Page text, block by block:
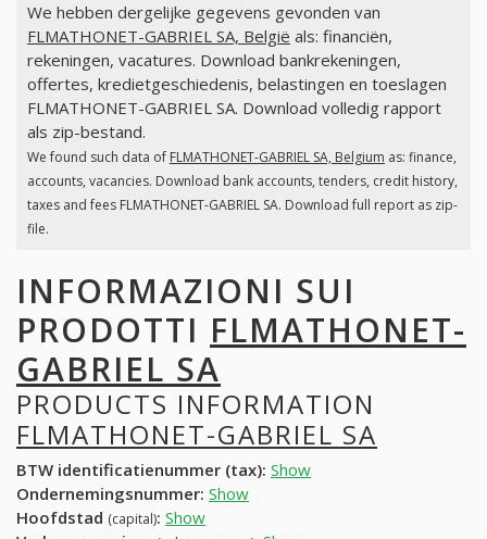
We hebben dergelijke gegevens gevonden van
FLMATHONET-GABRIEL SA, België als: financiën,
rekeningen, vacatures. Download bankrekeningen,
offertes, kredietgeschiedenis, belastingen en toeslagen
FLMATHONET-GABRIEL SA. Download volledig rapport
als zip-bestand.
We found such data of FLMATHONET-GABRIEL SA, Belgium as: finance,
accounts, vacancies. Download bank accounts, tenders, credit history,
taxes and fees FLMATHONET-GABRIEL SA. Download full report as zip-
file.
INFORMAZIONI SUI
PRODOTTI FLMATHONET-
GABRIEL SA
PRODUCTS INFORMATION
FLMATHONET-GABRIEL SA
BTW identificatienummer (tax): Show
Ondernemingsnummer: Show
Hoofdstad (capital): Show